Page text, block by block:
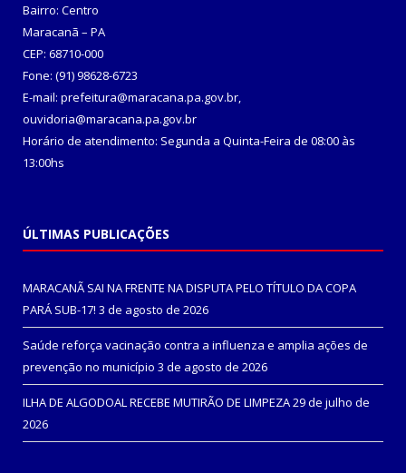
Bairro: Centro
Maracanã – PA
CEP: 68710-000
Fone: (91) 98628-6723
E-mail: prefeitura@maracana.pa.gov.br,
ouvidoria@maracana.pa.gov.br
Horário de atendimento: Segunda a Quinta-Feira de 08:00 às
13:00hs
ÚLTIMAS PUBLICAÇÕES
MARACANÃ SAI NA FRENTE NA DISPUTA PELO TÍTULO DA COPA
PARÁ SUB-17! 3 de agosto de 2026
Saúde reforça vacinação contra a influenza e amplia ações de
prevenção no município 3 de agosto de 2026
ILHA DE ALGODOAL RECEBE MUTIRÃO DE LIMPEZA29 de julho de
2026